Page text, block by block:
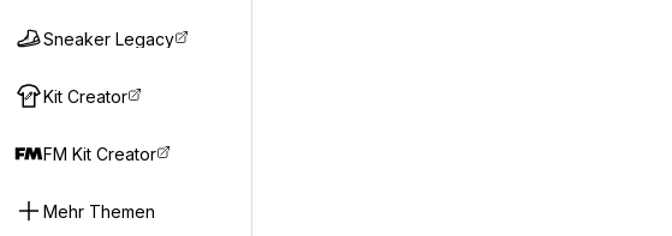
Sneaker Legacy
Kit Creator
FM Kit Creator
Mehr Themen